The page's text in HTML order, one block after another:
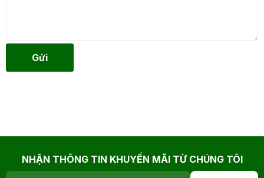
Gửi
NHẬN THÔNG TIN KHUYẾN MÃI TỪ CHÚNG TÔI